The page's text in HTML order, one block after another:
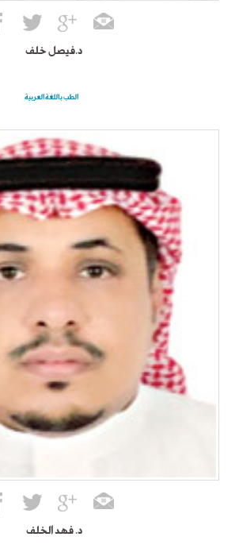
د.فيصل خلف
الطب باللغة العربية
د. فهد الخلف